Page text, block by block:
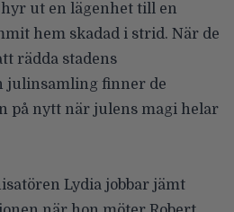
ut en lägenhet till en
hem skadad i strid. När de
rädda stadens
julinsamling finner de
på nytt när julens magi helar
Lydia jobbar jämt